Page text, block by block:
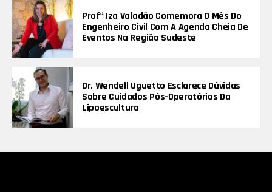
Profª Iza Valadão Comemora O Mês Do
Engenheiro Civil Com A Agenda Cheia De
Eventos Na Região Sudeste
Dr. Wendell Uguetto Esclarece Dúvidas
Sobre Cuidados Pós-Operatórios Da
Lipoescultura